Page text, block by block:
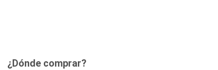
¿Dónde comprar?